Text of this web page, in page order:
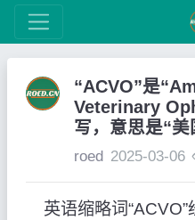
“ACVO”是
Veterinary
写，意思是“
roed 2025-03-06
英语缩略词“ACVO”